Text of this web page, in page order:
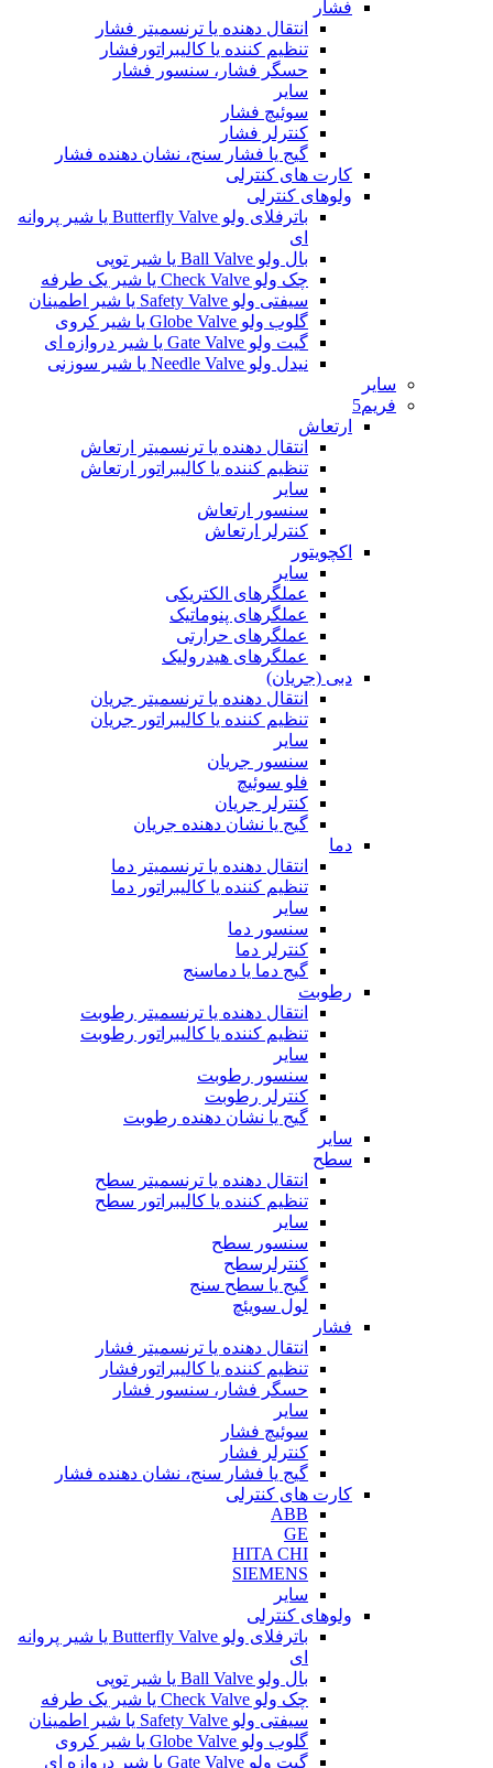
فشار
انتقال دهنده یا ترنسمیتر فشار
تنظیم کننده یا کالیبراتورفشار
حسگر فشار، سنسور فشار
سایر
سوئیچ فشار
کنترلر فشار
گیج یا فشار سنج، نشان دهنده فشار
کارت های کنترلی
ولوهای کنترلی
باترفلای ولو Butterfly Valve یا شیر پروانه
ای
بال ولو Ball Valve یا شیر توپی
چک ولو Check Valve یا شیر یک طرفه
سیفتی ولو Safety Valve یا شیر اطمینان
گلوب ولو Globe Valve یا شیر کروی
گیت ولو Gate Valve یا شیر دروازه ای
نیدل ولو Needle Valve یا شیر سوزنی
سایر
فریم5
ارتعاش
انتقال دهنده یا ترنسمیتر ارتعاش
تنظیم کننده یا کالیبراتور ارتعاش
سایر
سنسور ارتعاش
کنترلر ارتعاش
اکچویتور
سایر
عملگرهای الکتریکی
عملگرهای پنوماتیک
عملگرهای حرارتی
عملگرهای هیدرولیک
دبی (جریان)
انتقال دهنده یا ترنسمیتر جریان
تنظیم کننده یا کالیبراتور جریان
سایر
سنسور جریان
فلو سوئیچ
کنترلر جریان
گیج یا نشان دهنده جریان
دما
انتقال دهنده یا ترنسمیتر دما
تنظیم کننده یا کالیبراتور دما
سایر
سنسور دما
کنترلر دما
گیج دما یا دماسنج
رطوبت
انتقال دهنده یا ترنسمیتر رطوبت
تنظیم کننده یا کالیبراتور رطوبت
سایر
سنسور رطوبت
کنترلر رطوبت
گیج یا نشان دهنده رطوبت
سایر
سطح
انتقال دهنده یا ترنسمیتر سطح
تنظیم کننده یا کالیبراتور سطح
سایر
سنسور سطح
کنترلرسطح
گیج یا سطح سنج
لول سویئچ
فشار
انتقال دهنده یا ترنسمیتر فشار
تنظیم کننده یا کالیبراتورفشار
حسگر فشار، سنسور فشار
سایر
سوئیچ فشار
کنترلر فشار
گیج یا فشار سنج، نشان دهنده فشار
کارت های کنترلی
ABB
GE
HITA CHI
SIEMENS
سایر
ولوهای کنترلی
باترفلای ولو Butterfly Valve یا شیر پروانه
ای
بال ولو Ball Valve یا شیر توپی
چک ولو Check Valve یا شیر یک طرفه
سیفتی ولو Safety Valve یا شیر اطمینان
گلوب ولو Globe Valve یا شیر کروی
گیت ولو Gate Valve یا شیر دروازه ای